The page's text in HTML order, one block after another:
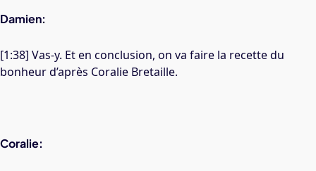
Damien:
[1:38] Vas-y. Et en conclusion, on va faire la recette du
bonheur d’après Coralie Bretaille.
Coralie: